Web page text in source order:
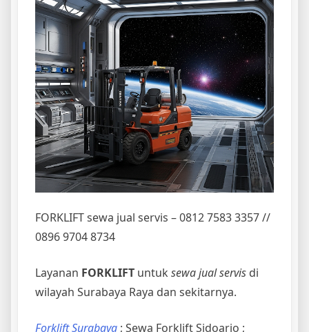
FORKLIFT sewa jual servis – 0812 7583 3357 //
0896 9704 8734
Layanan FORKLIFT untuk sewa jual servis di
wilayah Surabaya Raya dan sekitarnya.
Forklift Surabaya; Sewa Forklift Sidoarjo ;